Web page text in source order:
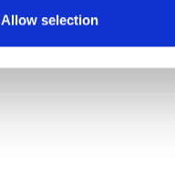
Allow selection